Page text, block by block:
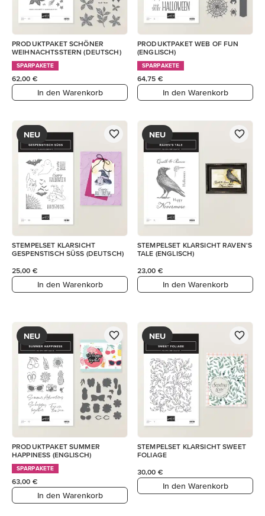
PRODUKTPAKET SCHÖNER
WEIHNACHTSSTERN (DEUTSCH)
SPARPAKETE
62,00 €
In den Warenkorb
PRODUKTPAKET WEB OF FUN
(ENGLISCH)
SPARPAKETE
64,75 €
In den Warenkorb
NEU
STEMPELSET KLARSICHT
GESPENSTISCH SÜSS (DEUTSCH)
25,00 €
In den Warenkorb
NEU
STEMPELSET KLARSICHT RAVEN'S
TALE (ENGLISCH)
23,00 €
In den Warenkorb
NEU
PRODUKTPAKET SUMMER
HAPPINESS (ENGLISCH)
SPARPAKETE
63,00 €
In den Warenkorb
NEU
STEMPELSET KLARSICHT SWEET
FOLIAGE
30,00 €
In den Warenkorb